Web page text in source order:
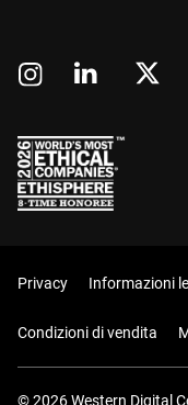
Privacy Informazioni
Condizioni di vendita
© 2026 Western Digital